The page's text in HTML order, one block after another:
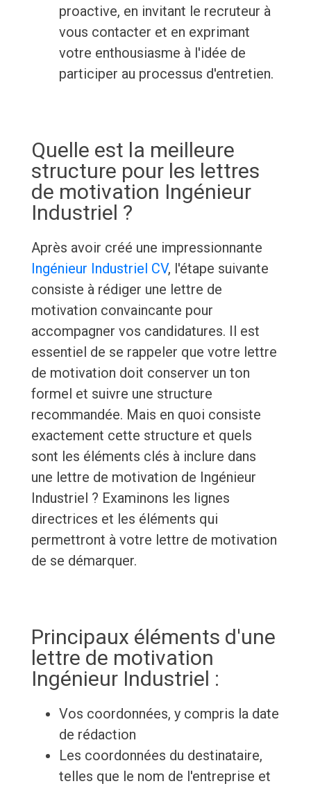
proactive, en invitant le recruteur à
vous contacter et en exprimant
votre enthousiasme à l'idée de
participer au processus d'entretien.
Quelle est la meilleure
structure pour les lettres
de motivation Ingénieur
Industriel ?
Après avoir créé une impressionnante
Ingénieur Industriel CV, l'étape suivante
consiste à rédiger une lettre de
motivation convaincante pour
accompagner vos candidatures. Il est
essentiel de se rappeler que votre lettre
de motivation doit conserver un ton
formel et suivre une structure
recommandée. Mais en quoi consiste
exactement cette structure et quels
sont les éléments clés à inclure dans
une lettre de motivation de Ingénieur
Industriel ? Examinons les lignes
directrices et les éléments qui
permettront à votre lettre de motivation
de se démarquer.
Principaux éléments d'une
lettre de motivation
Ingénieur Industriel :
Vos coordonnées, y compris la date
de rédaction
Les coordonnées du destinataire,
telles que le nom de l'entreprise et